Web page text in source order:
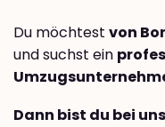
Du möchtest von
und suchst ein
Dann bist du bei